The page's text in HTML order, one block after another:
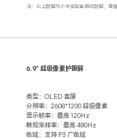
注：以上数据为小米实验室测试数据，厚
类型：OLED 直屏
分辨率：2608*1200 超级像素
显示帧率：最高 120Hz
触控采样率：最高 480Hz
色域：支持 P3 广色域
6.9" 超级像素护眼屏